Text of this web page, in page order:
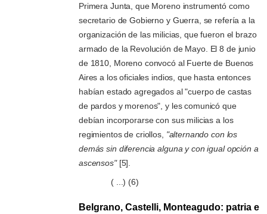
Primera Junta, que Moreno instrumentó como
secretario de Gobierno y Guerra, se refería a la
organización de las milicias, que fueron el brazo
armado de la Revolución de Mayo. El 8 de junio
de 1810, Moreno convocó al Fuerte de Buenos
Aires a los oficiales indios, que hasta entonces
habían estado agregados al "cuerpo de castas
de pardos y morenos", y les comunicó que
debían incorporarse con sus milicias a los
regimientos de criollos, "alternando con los
demás sin diferencia alguna y con igual opción a
ascensos"[5].
( ...) (6)
Belgrano, Castelli, Monteagudo: patria e